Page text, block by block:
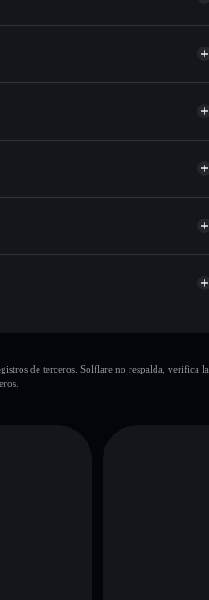
tokens de Solana con
usando el agregador de
tú controla tus claves privadas
Solflare
de terceros. Solflare no respalda, verifica la